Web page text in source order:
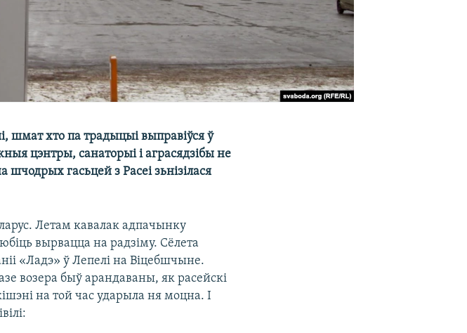
шмат хто па традыцыі выправіўся ў
цэнтры, санаторыі і аграсядзібы не
гасьцей з Расеі зьнізілася
Летам кавалак адпачынку
вырвацца на радзіму. Сёлета
«Ладэ» ў Лепелі на Віцебшчыне.
возера быў арандаваны, як расейскі
на той час ударыла ня моцна. І